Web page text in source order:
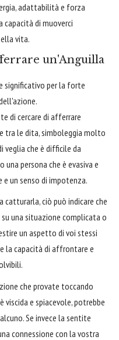
adattabilità e forza
capacità di muoverci
vita.
un'Anguilla
significativo per la forte
di cercare di afferrare
tra le dita, simboleggia molto
veglia che è difficile da
persona che è evasiva e
un senso di impotenza.
catturarla, ciò può indicare che
una situazione complicata o
un aspetto di voi stessi
la capacità di affrontare e
che provate toccando
e spiacevole, potrebbe
Se invece la sentite
connessione con la vostra